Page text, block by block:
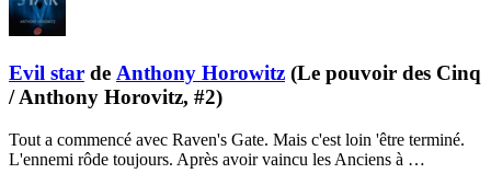
Evil star de Anthony Horowitz (Le pouvoir des Cinq
/ Anthony Horovitz, #2)
Tout a commencé avec Raven's Gate. Mais c'est loin 'être terminé.
L'ennemi rôde toujours. Après avoir vaincu les Anciens à …